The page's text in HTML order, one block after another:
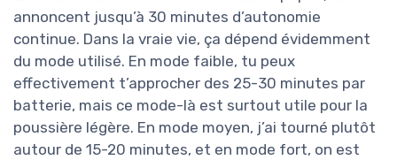
annoncent jusqu’à 30 minutes d’autonomie
continue. Dans la vraie vie, ça dépend évidemment
du mode utilisé. En mode faible, tu peux
effectivement t’approcher des 25-30 minutes par
batterie, mais ce mode-là est surtout utile pour la
poussière légère. En mode moyen, j’ai tourné plutôt
autour de 15-20 minutes, et en mode fort, on est